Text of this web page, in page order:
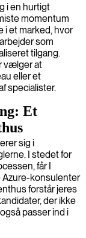
i en hurtigt
momentum
i et marked, hvor
som
tilgang.
vælger at
eller et
specialister.
Et
sig i
I stedet for
får I
konsulenter
forstår jeres
der ikke
passer ind i